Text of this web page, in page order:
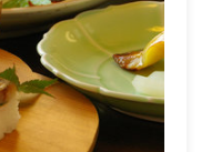
】海側和室7.5
付）
1～4人
/泊 ～